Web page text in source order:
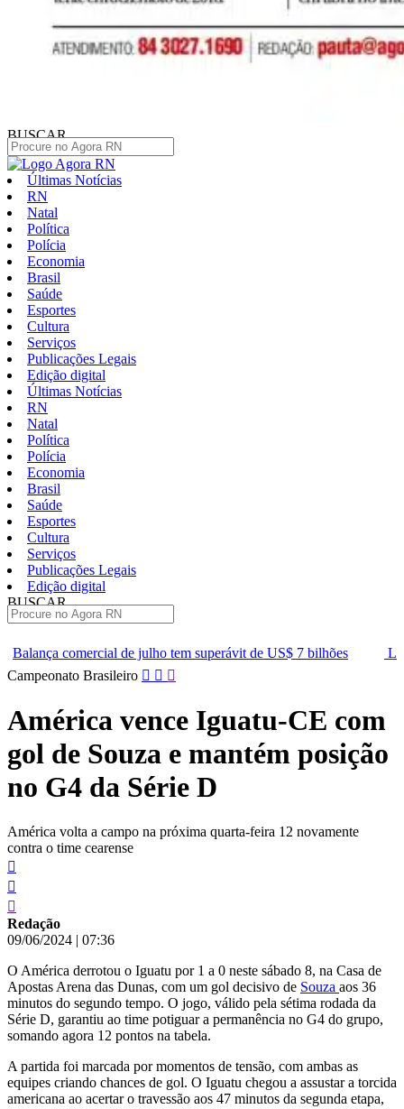
BUSCAR
Últimas Notícias
RN
Natal
Política
Polícia
Economia
Brasil
Saúde
Esportes
Cultura
Serviços
Publicações Legais
Edição digital
Últimas Notícias
RN
Natal
Política
Polícia
Economia
Brasil
Saúde
Esportes
Cultura
Serviços
Publicações Legais
Edição digital
BUSCAR
julho tem superávit de US$ 7 bilhões
Lei que aumenta
Pular
conteúdo
Campeonato Brasileiro
América vence Iguatu-CE com
gol de Souza e mantém posição
no G4 da Série D
América volta a campo na próxima quarta-feira 12 novamente
contra o time cearense
Redação
09/06/2024 | 07:36
O América derrotou o Iguatu por 1 a 0 neste sábado 8, na Casa de
Apostas Arena das Dunas, com um gol decisivo de Souza aos 36
minutos do segundo tempo. O jogo, válido pela sétima rodada da
Série D, garantiu ao time potiguar a permanência no G4 do grupo,
somando agora 12 pontos na tabela.
A partida foi marcada por momentos de tensão, com ambas as
equipes criando chances de gol. O Iguatu chegou a assustar a torcida
americana ao acertar o travessão aos 47 minutos da segunda etapa,